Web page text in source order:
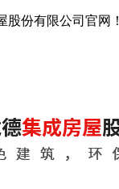
份有限公司官网！